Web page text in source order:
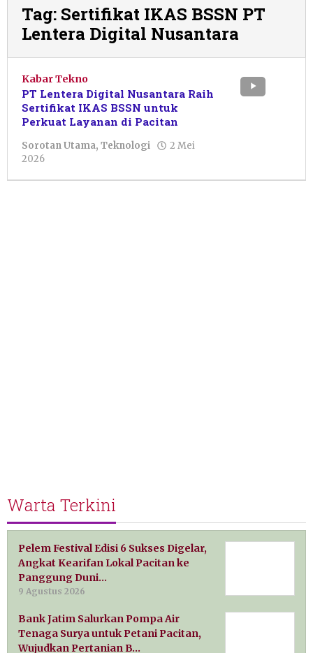
Tag: Sertifikat IKAS BSSN PT
Lentera Digital Nusantara
Kabar Tekno
PT Lentera Digital Nusantara Raih
Sertifikat IKAS BSSN untuk
Perkuat Layanan di Pacitan
Sorotan Utama, Teknologi
2 Mei
2026
Warta Terkini
Pelem Festival Edisi 6 Sukses Digelar,
Angkat Kearifan Lokal Pacitan ke
Panggung Duni…
9 Agustus 2026
Bank Jatim Salurkan Pompa Air
Tenaga Surya untuk Petani Pacitan,
Wujudkan Pertanian B…